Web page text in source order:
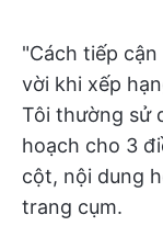
"Cách tiếp
vời khi xếp
Tôi thường sử
hoạch cho 3
cột, nội dung
trang cụm.